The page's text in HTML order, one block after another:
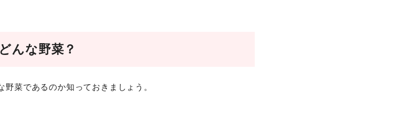
んな野菜？
野菜であるのか知っておきましょう。